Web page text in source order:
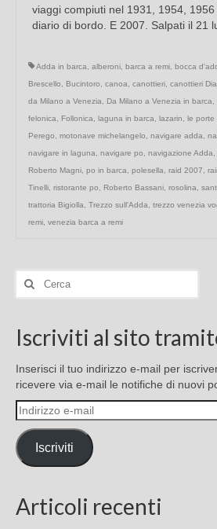
viaggi compiuti nel 1931, 1954,
diario di bordo. E 2007. Salpati il 21
Adda in barca alberoni barca a remi bocca
Brescello
Bucintoro canoa canottieri canottieri
da Milano a Venezia
Da Milano a Venezia in barca
felonica
Follonica laguna in barca lazarin le porte
Perego
motonave michelangelo navigare adda
navigare in laguna
navigare po navigazione Adda
Roberto Magni po in barca polesella raid 2007
Tinelli ristorante po Roberto Bassani rosolina
trattoria Bigiolla
Trezzo sull'Adda trezzo venezia
remi venezia barca a remi
Cerca:
Iscriviti al sito
Inserisci il tuo indirizzo e-mail per
ricevere via e-mail le notifiche di nuovi
Indirizzo
e-
mail
Iscriviti
Articoli recenti